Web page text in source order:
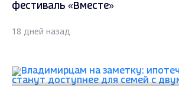
фестиваль «Вместе»
18 дней назад